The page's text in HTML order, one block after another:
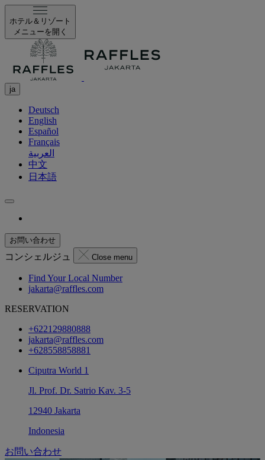
ホテル＆リゾート
メニューを開く
ja
Deutsch
English
Español
Français
العربية
中文
日本語
お問い合わせ
コンシェルジュ Close menu
Find Your Local Number
jakarta@raffles.com
RESERVATION
+622129880888
jakarta@raffles.com
+628558858881
Ciputra World 1
Jl. Prof. Dr. Satrio Kav. 3-5
12940 Jakarta
Indonesia
お問い合わせ